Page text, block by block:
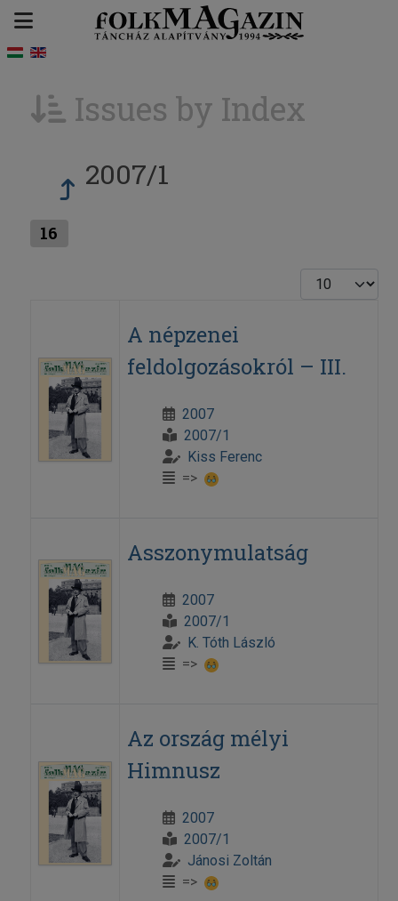
Issues by Index
2007/1
16
Display #
A népzenei
feldolgozásokról – III.
2007
2007/1
Kiss Ferenc
=>
Asszonymulatság
2007
2007/1
K. Tóth László
=>
Az ország mélyi
Himnusz
2007
2007/1
Jánosi Zoltán
=>